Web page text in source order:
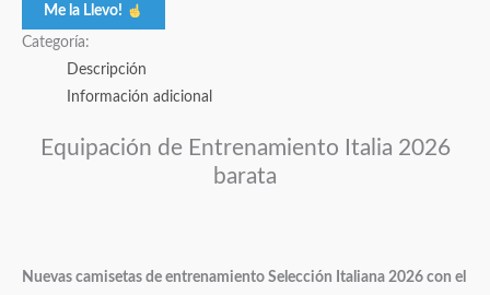
Me la Llevo!
Categoría:
Descripción
Información adicional
Equipación de Entrenamiento Italia 2026
barata
Nuevas camisetas de entrenamiento Selección Italiana 2026 con el